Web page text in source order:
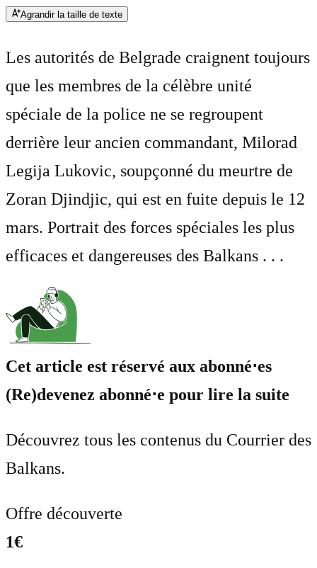
Agrandir la taille de texte
Les autorités de Belgrade craignent toujours
que les membres de la célèbre unité
spéciale de la police ne se regroupent
derrière leur ancien commandant, Milorad
Legija Lukovic, soupçonné du meurtre de
Zoran Djindjic, qui est en fuite depuis le 12
mars. Portrait des forces spéciales les plus
efficaces et dangereuses des Balkans . . .
Cet article est réservé aux abonné⋅es
(Re)devenez abonné⋅e pour lire la suite
Découvrez tous les contenus du Courrier des
Balkans.
Offre découverte
1€